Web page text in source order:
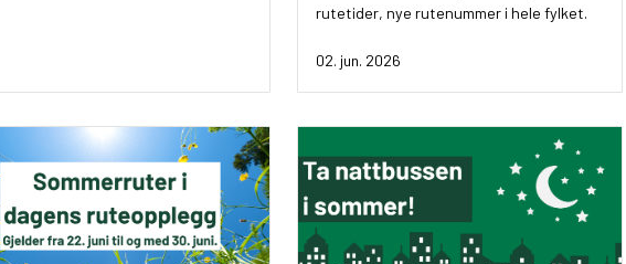
rutetider, nye rutenummer i hele fylket.
02. jun. 2026